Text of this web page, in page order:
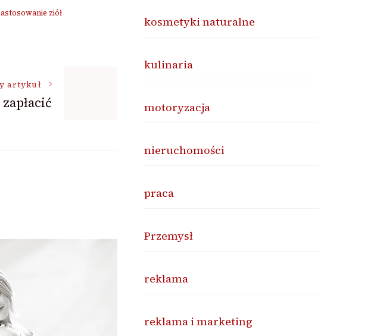
ziół
artykuł
kosmetyki naturalne
kulinaria
motoryzacja
nieruchomości
praca
Przemysł
reklama
reklama i marketing